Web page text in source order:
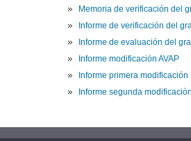
Memoria de verificación del
Informe de verificación del
Informe de evaluación del
Informe modificación AVAP
Informe primera modificación
Informe segunda modificación